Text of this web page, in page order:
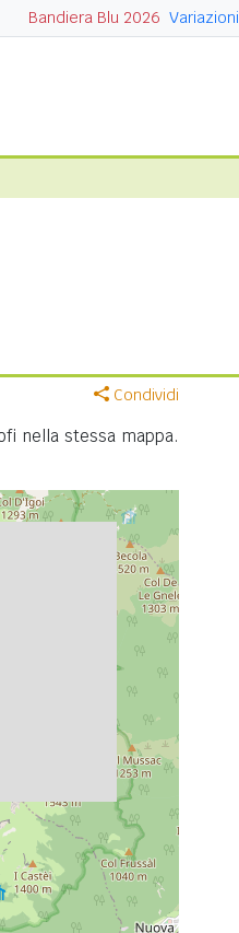
Bandiera Blu 2026 Variazioni
Condividi
nella stessa mappa.